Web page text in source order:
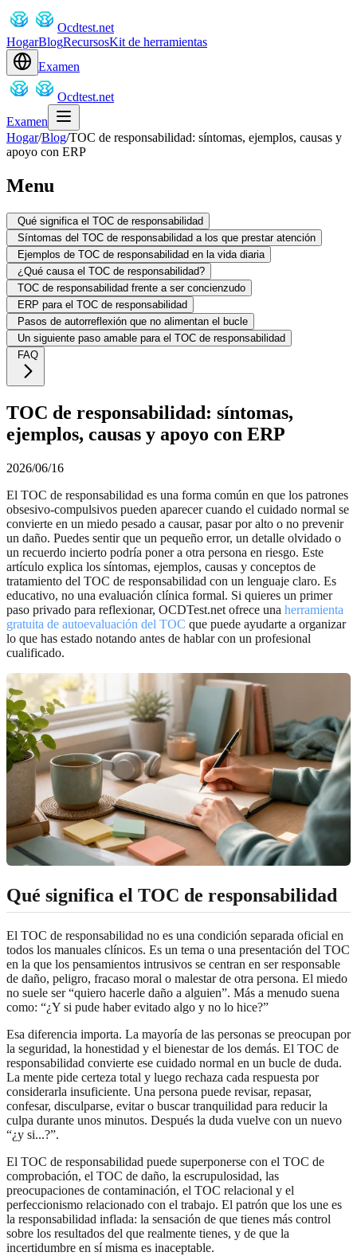
Ocdtest.net
HogarBlogRecursosKit de herramientas
Examen
Ocdtest.net
Examen
Hogar/Blog/TOC de responsabilidad: síntomas, ejemplos, causas y
apoyo con ERP
Menu
Qué significa el TOC de responsabilidad
Síntomas del TOC de responsabilidad a los que prestar atención
Ejemplos de TOC de responsabilidad en la vida diaria
¿Qué causa el TOC de responsabilidad?
TOC de responsabilidad frente a ser concienzudo
ERP para el TOC de responsabilidad
Pasos de autorreflexión que no alimentan el bucle
Un siguiente paso amable para el TOC de responsabilidad
FAQ
TOC de responsabilidad: síntomas,
ejemplos, causas y apoyo con ERP
2026/06/16
El TOC de responsabilidad es una forma común en que los patrones
obsesivo-compulsivos pueden aparecer cuando el cuidado normal se
convierte en un miedo pesado a causar, pasar por alto o no prevenir
un daño. Puedes sentir que un pequeño error, un detalle olvidado o
un recuerdo incierto podría poner a otra persona en riesgo. Este
artículo explica los síntomas, ejemplos, causas y conceptos de
tratamiento del TOC de responsabilidad con un lenguaje claro. Es
educativo, no una evaluación clínica formal. Si quieres un primer
paso privado para reflexionar, OCDTest.net ofrece una herramienta
gratuita de autoevaluación del TOC que puede ayudarte a organizar
lo que has estado notando antes de hablar con un profesional
cualificado.
Qué significa el TOC de responsabilidad
El TOC de responsabilidad no es una condición separada oficial en
todos los manuales clínicos. Es un tema o una presentación del TOC
en la que los pensamientos intrusivos se centran en ser responsable
de daño, peligro, fracaso moral o malestar de otra persona. El miedo
no suele ser “quiero hacerle daño a alguien”. Más a menudo suena
como: “¿Y si pude haber evitado algo y no lo hice?”
Esa diferencia importa. La mayoría de las personas se preocupan por
la seguridad, la honestidad y el bienestar de los demás. El TOC de
responsabilidad convierte ese cuidado normal en un bucle de duda.
La mente pide certeza total y luego rechaza cada respuesta por
considerarla insuficiente. Una persona puede revisar, repasar,
confesar, disculparse, evitar o buscar tranquilidad para reducir la
culpa durante unos minutos. Después la duda vuelve con un nuevo
“¿y si...?”.
El TOC de responsabilidad puede superponerse con el TOC de
comprobación, el TOC de daño, la escrupulosidad, las
preocupaciones de contaminación, el TOC relacional y el
perfeccionismo relacionado con el trabajo. El patrón que los une es
la responsabilidad inflada: la sensación de que tienes más control
sobre los resultados del que realmente tienes, y de que la
incertidumbre en sí misma es inaceptable.